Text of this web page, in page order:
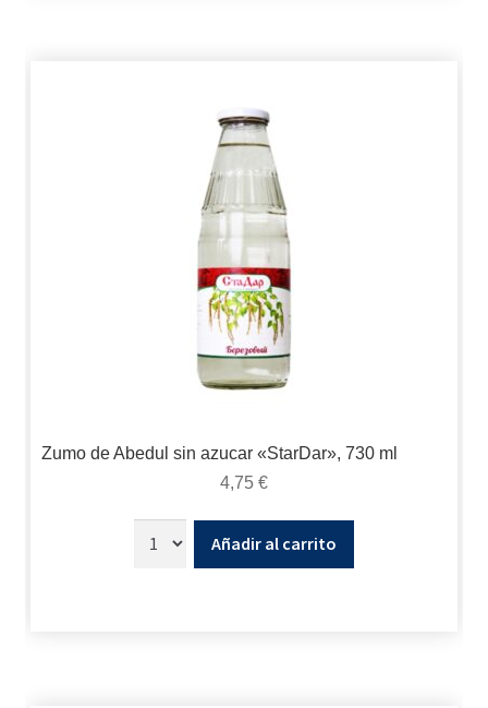
Zumo de Abedul sin azucar «StarDar», 730 ml
4,75 €
Añadir al carrito